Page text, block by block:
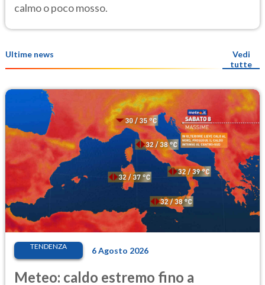
calmo o poco mosso.
Ultime news
Vedi
tutte
TENDENZA 6 Agosto 2026
Meteo: caldo estremo fino a